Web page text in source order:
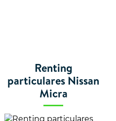
Renting
particulares Nissan
Micra